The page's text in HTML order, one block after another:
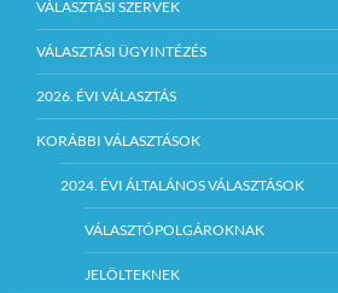
VÁLASZTÁSI SZERVEK
VÁLASZTÁSI ÜGYINTÉZÉS
2026. ÉVI VÁLASZTÁS
KORÁBBI VÁLASZTÁSOK
2024. ÉVI ÁLTALÁNOS VÁLASZTÁSOK
VÁLASZTÓPOLGÁROKNAK
JELÖLTEKNEK